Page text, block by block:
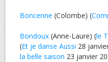
Boncenne (Colombe) (
Bondoux (Anne-Laure) (le
(Et je danse Aussi 28
la belle saison 23 janvier